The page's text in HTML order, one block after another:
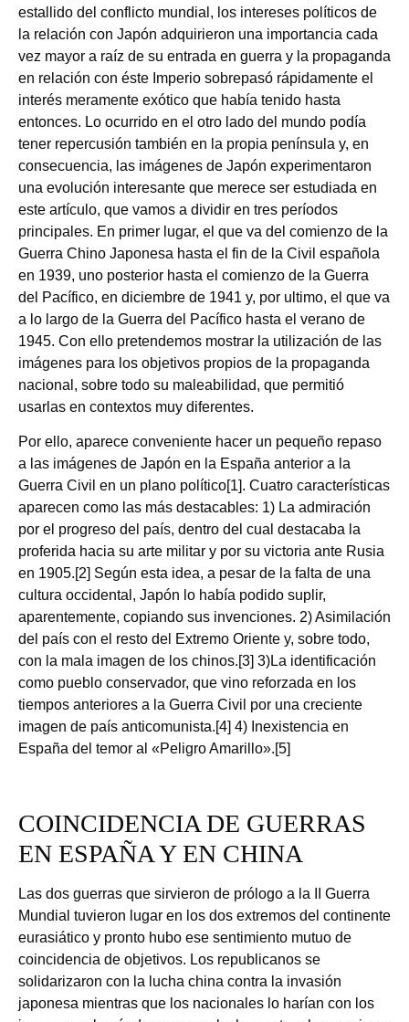
estallido del conflicto mundial, los intereses políticos de
la relación con Japón adquirieron una importancia cada
vez mayor a raíz de su entrada en guerra y la propaganda
en relación con éste Imperio sobrepasó rápidamente el
interés meramente exótico que había tenido hasta
entonces. Lo ocurrido en el otro lado del mundo podía
tener repercusión también en la propia península y, en
consecuencia, las imágenes de Japón experimentaron
una evolución interesante que merece ser estudiada en
este artículo, que vamos a dividir en tres períodos
principales. En primer lugar, el que va del comienzo de la
Guerra Chino Japonesa hasta el fin de la Civil española
en 1939, uno posterior hasta el comienzo de la Guerra
del Pacífico, en diciembre de 1941 y, por ultimo, el que va
a lo largo de la Guerra del Pacífico hasta el verano de
1945. Con ello pretendemos mostrar la utilización de las
imágenes para los objetivos propios de la propaganda
nacional, sobre todo su maleabilidad, que permitió
usarlas en contextos muy diferentes.
Por ello, aparece conveniente hacer un pequeño repaso
a las imágenes de Japón en la España anterior a la
Guerra Civil en un plano político[1]. Cuatro características
aparecen como las más destacables: 1) La admiración
por el progreso del país, dentro del cual destacaba la
proferida hacia su arte militar y por su victoria ante Rusia
en 1905.[2] Según esta idea, a pesar de la falta de una
cultura occidental, Japón lo había podido suplir,
aparentemente, copiando sus invenciones. 2) Asimilación
del país con el resto del Extremo Oriente y, sobre todo,
con la mala imagen de los chinos.[3] 3)La identificación
como pueblo conservador, que vino reforzada en los
tiempos anteriores a la Guerra Civil por una creciente
imagen de país anticomunista.[4] 4) Inexistencia en
España del temor al «Peligro Amarillo».[5]
COINCIDENCIA DE GUERRAS
EN ESPAÑA Y EN CHINA
Las dos guerras que sirvieron de prólogo a la II Guerra
Mundial tuvieron lugar en los dos extremos del continente
eurasiático y pronto hubo ese sentimiento mutuo de
coincidencia de objetivos. Los republicanos se
solidarizaron con la lucha china contra la invasión
japonesa mientras que los nacionales lo harían con los